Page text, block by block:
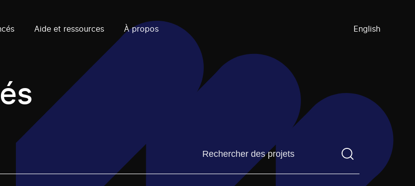
Aide et ressources À propos English
Trouvez un projetVous devez saisir un terme de